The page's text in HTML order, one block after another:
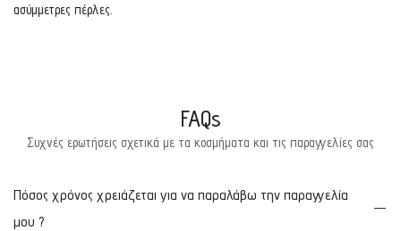
ασύμμετρες πέρλες.
FAQs
Συχνές ερωτήσεις σχετικά με τα κοσμήματα και τις παραγγελίες σας
Πόσος χρόνος χρειάζεται για να παραλάβω την παραγγελία
μου ?